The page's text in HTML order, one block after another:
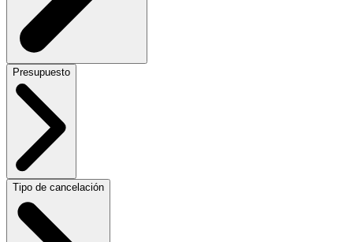
Presupuesto
Tipo de cancelación